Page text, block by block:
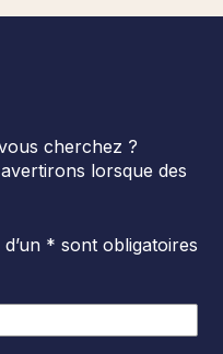
cherchez ?
lorsque des
* sont obligatoires